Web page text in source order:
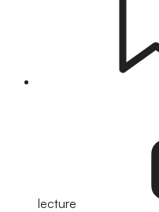
lecture